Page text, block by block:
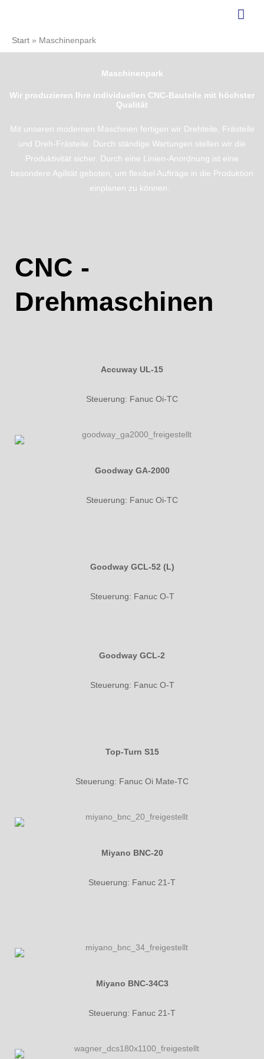
springen
Start Maschinenpark
Maschinenpark
Wir produzieren Ihre individuellen CNC-Bauteile mit höchster
Qualität
Mit unseren modernen Maschinen fertigen wir Drehteile, Frästeile
und Dreh-Frästeile. Durch ständige Wartungen stellen wir die
Produktivität sicher. Durch eine Linien-Anordnung ist eine
besondere Agilität geboten, um flexibel Aufträge in die Produktion
einplanen zu können.
CNC -
Drehmaschinen
Accuway UL-15
Steuerung: Fanuc Oi-TC
Goodway GA-2000
Steuerung: Fanuc Oi-TC
Goodway GCL-52 (L)
Steuerung: Fanuc O-T
Goodway GCL-2
Steuerung: Fanuc O-T
Top-Turn S15
Steuerung: Fanuc Oi Mate-TC
Miyano BNC-20
Steuerung: Fanuc 21-T
Miyano BNC-34C3
Steuerung: Fanuc 21-T